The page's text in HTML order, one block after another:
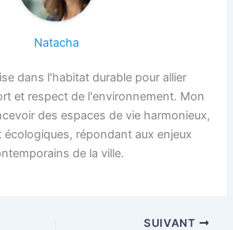
Natacha
dans l'habitat durable pour allier
et respect de l'environnement. Mon
des espaces de vie harmonieux,
répondant aux enjeux
de la ville.
SUIVANT